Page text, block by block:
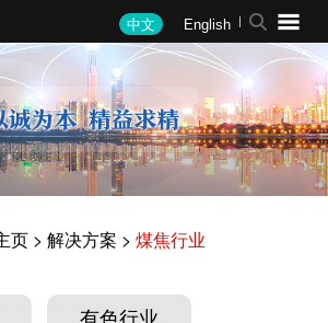
中文 English
页> 解决方案 > 煤焦行业
有色行业